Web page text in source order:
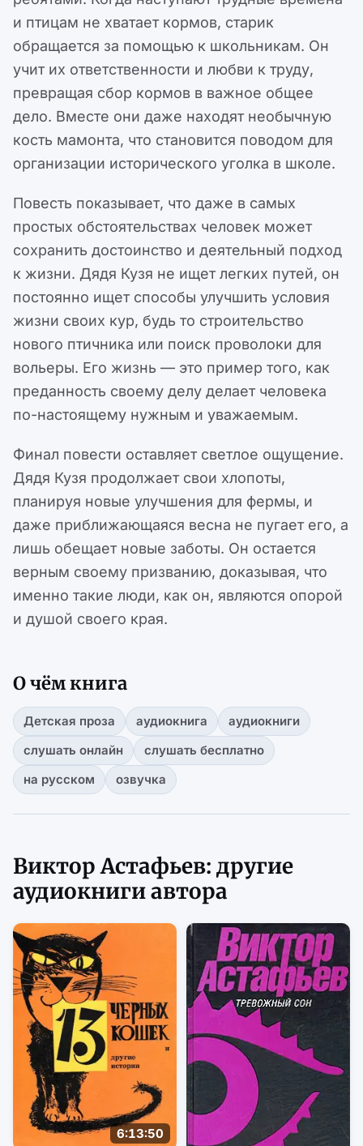
и птицам не хватает кормов, старик
обращается за помощью к школьникам. Он
учит их ответственности и любви к труду,
превращая сбор кормов в важное общее
дело. Вместе они даже находят необычную
кость мамонта, что становится поводом для
организации исторического уголка в школе.
Повесть показывает, что даже в самых
простых обстоятельствах человек может
сохранить достоинство и деятельный подход
к жизни. Дядя Кузя не ищет легких путей, он
постоянно ищет способы улучшить условия
жизни своих кур, будь то строительство
нового птичника или поиск проволоки для
вольеры. Его жизнь — это пример того, как
преданность своему делу делает человека
по-настоящему нужным и уважаемым.
Финал повести оставляет светлое ощущение.
Дядя Кузя продолжает свои хлопоты,
планируя новые улучшения для фермы, и
даже приближающаяся весна не пугает его, а
лишь обещает новые заботы. Он остается
верным своему призванию, доказывая, что
именно такие люди, как он, являются опорой
и душой своего края.
О чём книга
Детская проза аудиокнига
аудиокниги
слушать онлайн
слушать бесплатно
на русском
озвучка
Виктор Астафьев: другие
аудиокниги автора
6:13:50